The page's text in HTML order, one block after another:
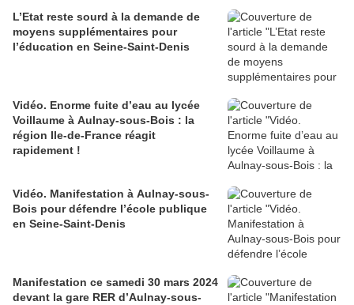
L’Etat reste sourd à la demande de
moyens supplémentaires pour
l’éducation en Seine-Saint-Denis
Vidéo. Enorme fuite d’eau au lycée
Voillaume à Aulnay-sous-Bois : la
région Ile-de-France réagit
rapidement !
Vidéo. Manifestation à Aulnay-sous-
Bois pour défendre l’école publique
en Seine-Saint-Denis
Manifestation ce samedi 30 mars 2024
devant la gare RER d’Aulnay-sous-